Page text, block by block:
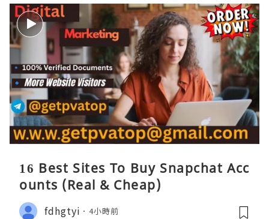
16 Best Sites To Buy Snapchat Acc
ounts (Real & Cheap)
fdhgtyi 4小時前